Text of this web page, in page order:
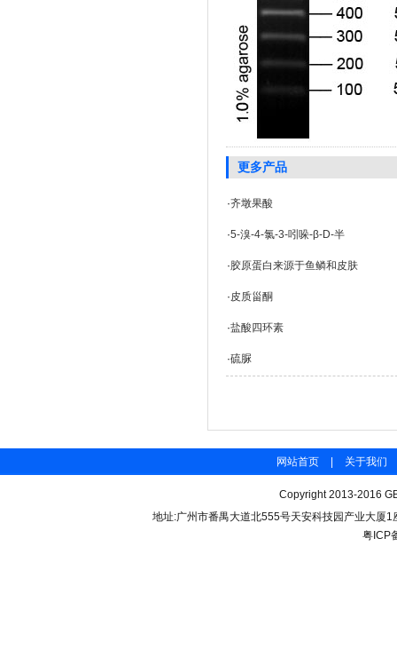
更多产品
·齐墩果酸
·5-溴-4-氯-3-吲哚-β-D-半
·胶原蛋白来源于鱼鳞和皮肤
·皮质甾酮
·盐酸四环素
·硫脲
网站首页 关于我们
Copyright 2013-2016
地址:广州市番禺大道北555号天安科技园产业大厦
粤ICP